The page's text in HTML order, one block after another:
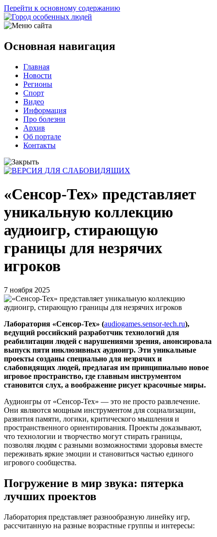
Перейти к основному содержанию
Основная навигация
Главная
Новости
Регионы
Спорт
Видео
Информация
Про болезни
Архив
Об портале
Контакты
«Сенсор-Тех» представляет
уникальную коллекцию
аудиоигр, стирающую
границы для незрячих
игроков
7 ноября 2025
Лаборатория «Сенсор-Тех» (audiogames.sensor-tech.ru),
ведущий российский разработчик технологий для
реабилитации людей с нарушениями зрения, анонсировала
выпуск пяти инклюзивных аудиоигр. Эти уникальные
проекты созданы специально для незрячих и
слабовидящих людей, предлагая им принципиально новое
игровое пространство, где главным инструментом
становится слух, а воображение рисует красочные миры.
Аудиоигры от «Сенсор-Тех» — это не просто развлечение.
Они являются мощным инструментом для социализации,
развития памяти, логики, критического мышления и
пространственного ориентирования. Проекты доказывают,
что технологии и творчество могут стирать границы,
позволяя людям с разными возможностями здоровья вместе
переживать яркие эмоции и становиться частью единого
игрового сообщества.
Погружение в мир звука: пятерка
лучших проектов
Лаборатория представляет разнообразную линейку игр,
рассчитанную на разные возрастные группы и интересы: